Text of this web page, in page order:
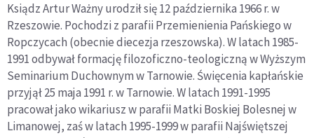
Ksiądz Artur Ważny urodził się 12 października 1966 r. w
Rzeszowie. Pochodzi z parafii Przemienienia Pańskiego w
Ropczycach (obecnie diecezja rzeszowska). W latach 1985-
1991 odbywał formację filozoficzno-teologiczną w Wyższym
Seminarium Duchownym w Tarnowie. Święcenia kapłańskie
przyjął 25 maja 1991 r. w Tarnowie. W latach 1991-1995
pracował jako wikariusz w parafii Matki Boskiej Bolesnej w
Limanowej, zaś w latach 1995-1999 w parafii Najświętszej